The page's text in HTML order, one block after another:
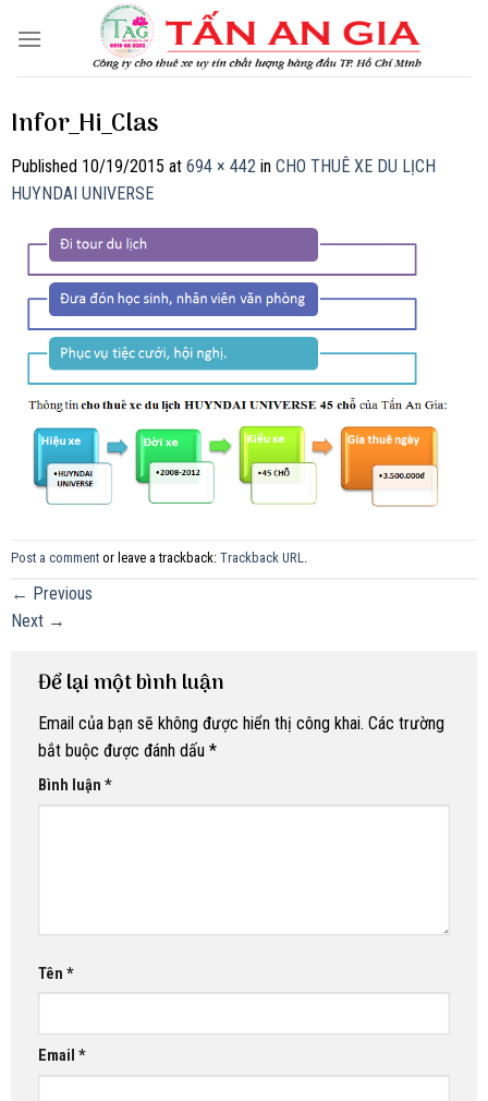
Infor_Hi_Clas
Published 10/19/2015 at 694 × 442 in CHO THUÊ XE DU LỊCH
HUYNDAI UNIVERSE
Post a comment or leave a trackback: Trackback URL.
← Previous
Next →
Để lại một bình luận
Email của bạn sẽ không được hiển thị công khai. Các trường
bắt buộc được đánh dấu *
Bình luận *
Tên *
Email *